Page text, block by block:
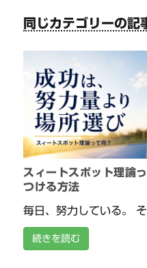
同じカテゴリーの記
スィートスポット理論
つける方法
毎日、努力している。
続きを読む